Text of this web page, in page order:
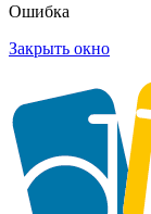
Ошибка
Закрыть окно